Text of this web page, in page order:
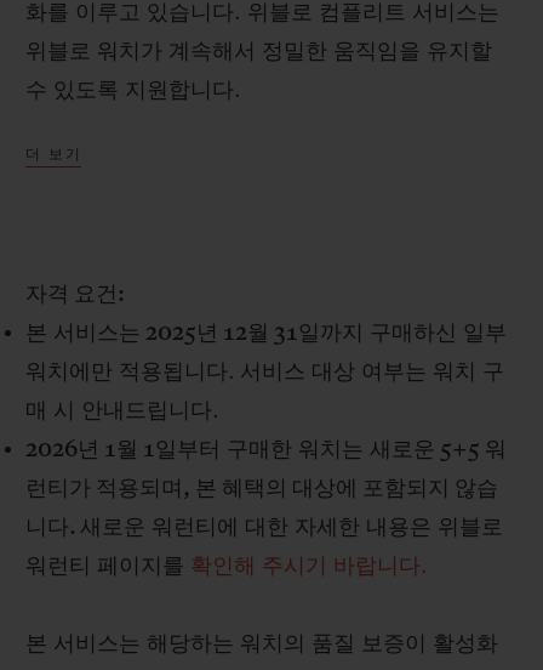
화를 이루고 있습니다. 위블로 컴플리트 서비스는
위블로 워치가 계속해서 정밀한 움직임을 유지할
수 있도록 지원합니다.
CHF 1,000 가치에 해당하는 본 서비스는
상 컴플리트 서비스(이하 "서비스")입니다.
더 보기
자격 요건 :
본 서비스는 2025년 12월 31일까지
구매하신 일부
워치에만 적용됩니다. 서비스 대상 여부는 워치 구
매 시 안내드립니다.
2026년 1월 1일부터 구매한 워치는 새로운 5+5 워
런티가 적용되며 , 본 혜택의 대상에 포함되지 않습
니다. 새로운 워런티에 대한 자세한 내용은 위블로
워런티 페이지를 확인해 주시기 바랍니다.
본 서비스는 해당하는 워치의 품질 보증이 활성화
부티크 검색